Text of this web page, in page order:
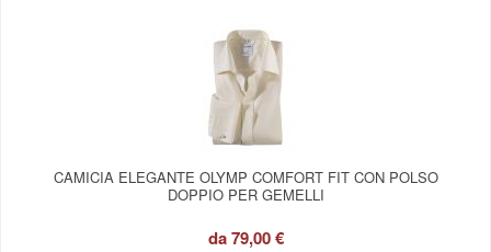
CAMICIA ELEGANTE OLYMP COMFORT FIT CON POLSO
DOPPIO PER GEMELLI
da79,00 €